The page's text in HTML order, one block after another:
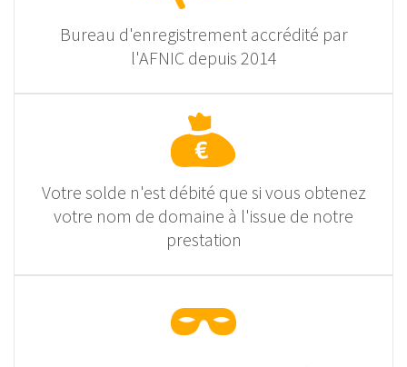
Bureau d'enregistrement accrédité par
l'AFNIC depuis 2014
Votre solde n'est débité que si vous obtenez
votre nom de domaine à l'issue de notre
prestation